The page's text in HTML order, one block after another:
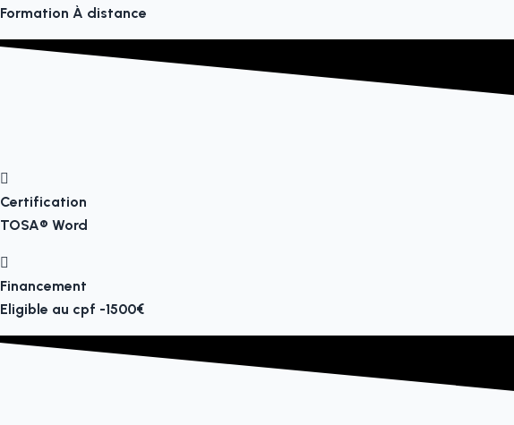
Formation À distance
Certification
TOSA® Word
Financement
Eligible au cpf -1500€